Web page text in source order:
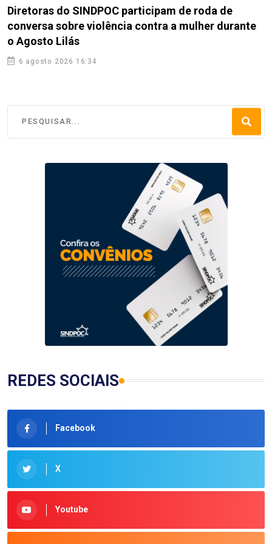
Diretoras do SINDPOC participam de roda de
conversa sobre violência contra a mulher durante
o Agosto Lilás
6 agosto 2026 16:34
REDES SOCIAIS
Facebook
X
Youtube